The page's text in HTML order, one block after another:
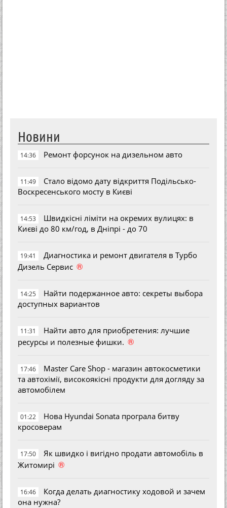
Новини
14:36 Ремонт форсунок на дизельном авто
11:49
Стало відомо дату відкриття Подільсько-
Воскресенського мосту в Києві
14:53
Швидкісні ліміти на окремих вулицях: в
Києві до 80 км/год, в Дніпрі - до 70
19:41
Диагностика и ремонт двигателя в Турбо
Дизель Сервис ®
14:25
Найти подержанное авто: секреты выбора
доступных вариантов
11:31
Найти авто для приобретения: лучшие
ресурсы и полезные фишки. ®
17:46
Master Care Shop - магазин автокосметики
та автохімії, високоякісні продукти для догляду за
автомобілем
01:22
Нова Hyundai Sonata програла битву
кросоверам
17:50
Як швидко і вигідно продати автомобіль в
Житомирі ®
16:46
Когда делать диагностику ходовой и зачем
она нужна?